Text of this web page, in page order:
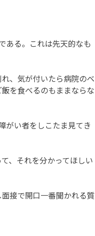
ある。これは先天的なも
、気が付いたら病院のベ
を食べるのもままならな
がい者をしこたま見てき
、それを分かってほしい
接で開口一番聞かれる質